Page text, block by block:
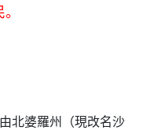
北婆羅州（現改名沙